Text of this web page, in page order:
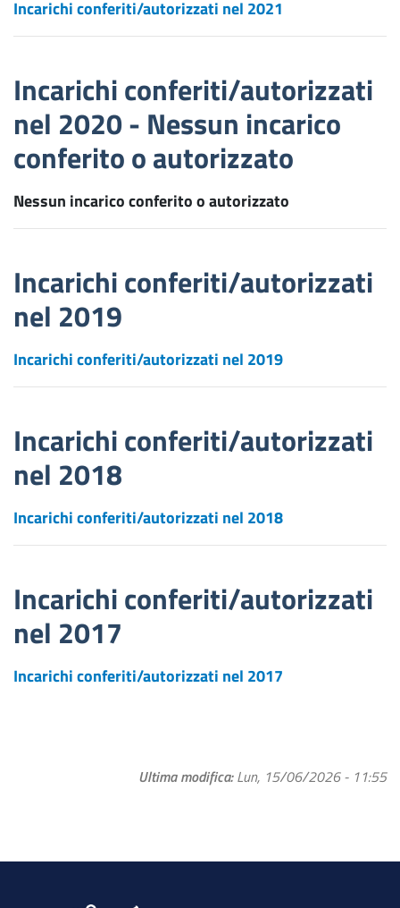
Incarichi conferiti/autorizzati nel 2021
Incarichi conferiti/autorizzati
nel 2020 - Nessun incarico
conferito o autorizzato
Nessun incarico conferito o autorizzato
Incarichi conferiti/autorizzati
nel 2019
Incarichi conferiti/autorizzati nel 2019
Incarichi conferiti/autorizzati
nel 2018
Incarichi conferiti/autorizzati nel 2018
Incarichi conferiti/autorizzati
nel 2017
Incarichi conferiti/autorizzati nel 2017
Ultima modifica Lun, 15/06/2026 - 11:55